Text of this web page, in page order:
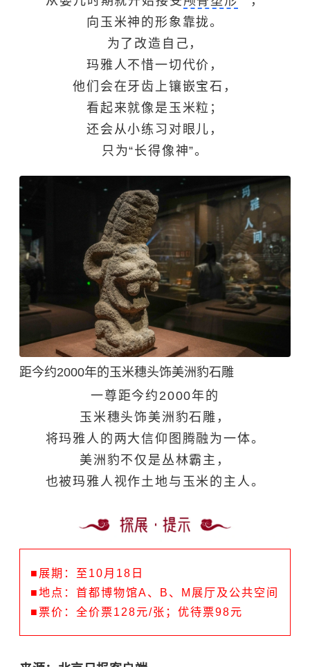
向玉米神的形象靠拢。
为了改造自己，
玛雅人不惜一切代价，
他们会在牙齿上镶嵌宝石，
看起来就像是玉米粒；
还会从小练习对眼儿，
只为“长得像神”。
距今约2000年的玉米穗头饰美洲豹石雕
一尊距今约2000年的
玉米穗头饰美洲豹石雕，
将玛雅人的两大信仰图腾融为一体。
美洲豹不仅是丛林霸主，
也被玛雅人视作土地与玉米的主人。
■展期：至10月18日
■地点：首都博物馆A、B、M展厅及公共空间
■票价：全价票128元/张；优待票98元